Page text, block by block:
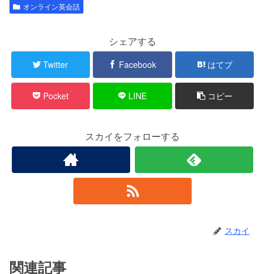
オンライン英会話
シェアする
Twitter Facebook はてブ
Pocket LINE コピー
スカイをフォローする
スカイ
関連記事